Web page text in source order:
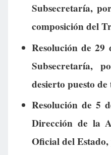
Subsecretaría,
composición del
Resolución de
Subsecretaría,
desierto puesto
Resolución de 5
Dirección de la
Oficial del